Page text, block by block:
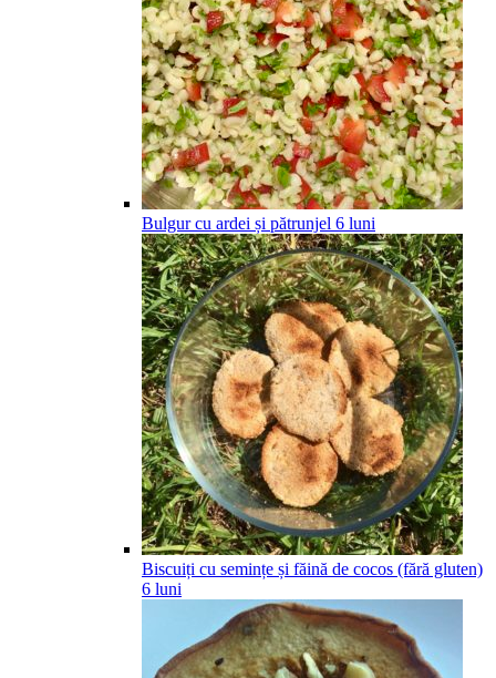
Bulgur cu ardei și pătrunjel 6 luni
Biscuiți cu semințe și făină de cocos (fără gluten)
6 luni